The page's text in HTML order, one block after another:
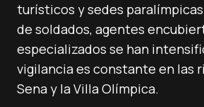
turísticos y sedes
de soldados, agentes
especializados se han
vigilancia es constante en las
Sena y la Villa Olímpica.